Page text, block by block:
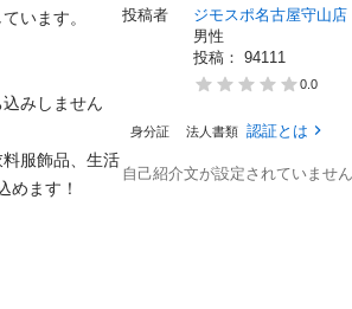
います。
みしません
服飾品、生活
めます！
投稿者
ジモスポ名古屋守山店
男性
投稿： 94111
0.0
身分証 法人書類 認証とは
自己紹介文が設定されていません